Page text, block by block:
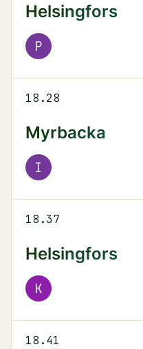
Helsingfors
P
18.28
Myrbacka
I
18.37
Helsingfors
K
18.41